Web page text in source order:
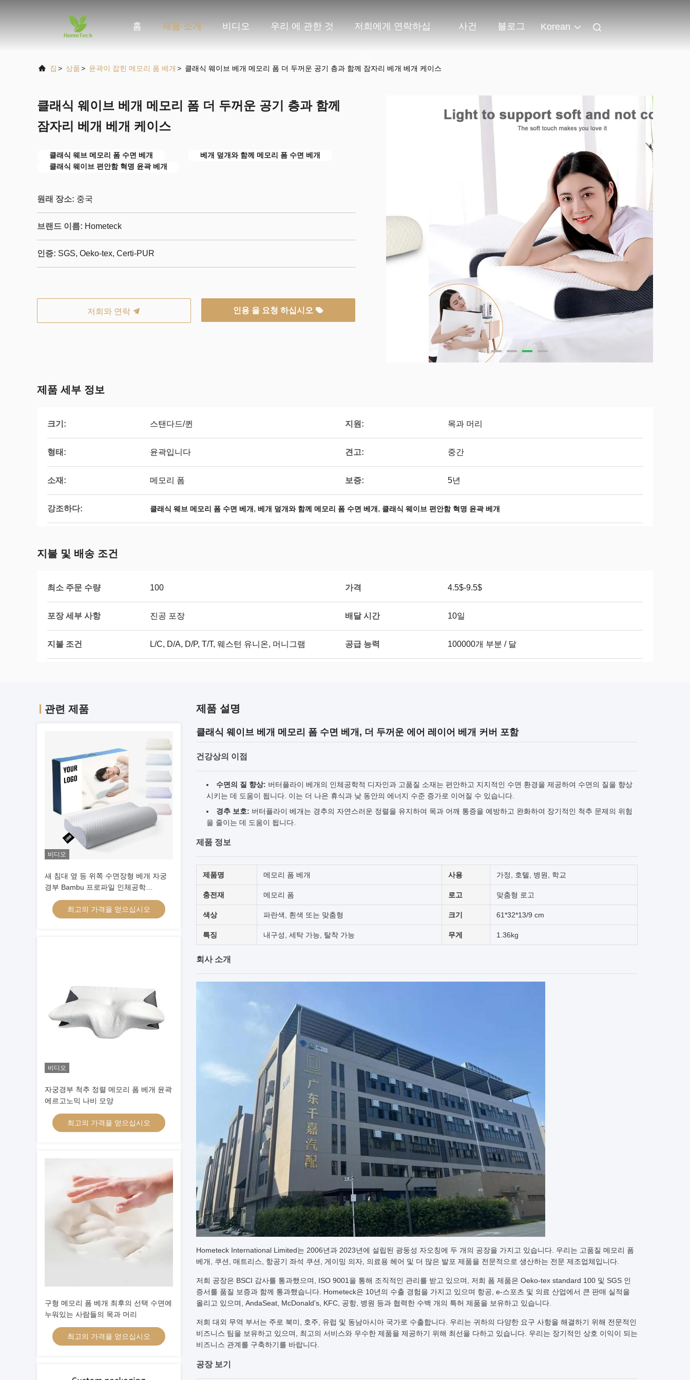
홈 제품 소개 비디오 우리 에 관한 것 저희에게 연락하십 사건 블로그 Korean
집 > 상품> 윤곽이 잡힌 메모리 폼 베개 > 클래식 웨이브 베개 메모리 폼 더 두꺼운 공기 층과 함께 잠자리 베개 베개 케이스
클래식 웨이브 베개 메모리 폼 더 두꺼운 공기 층과 함께
잠자리 베개 베개 케이스
클래식 웨브 메모리 폼 수면 베개
베개 덮개와 함께 메모리 폼 수면 베개
클래식 웨이브 편안함 혁명 윤곽 베개
원래 장소: 중국
브랜드 이름: Hometeck
인증: SGS, Oeko-tex, Certi-PUR
저희와 연락 인용 을 요청 하십시오
제품 세부 정보
크기: 스탠다드/퀸 지원: 목과 머리
형태: 윤곽입니다 견고: 중간
소재: 메모리 폼 보증: 5년
강조하다: 클래식 웨브 메모리 폼 수면 베개 , 베개 덮개와 함께 메모리 폼 수면 베개 , 클래식 웨이브 편안함 혁명 윤곽 베개
지불 및 배송 조건
최소 주문 수량 100 가격 4.5$-9.5$
포장 세부 사항 진공 포장 배달 시간 10일
지불 조건 L/C, D/A, D/P, T/T, 웨스턴 유니온, 머니그램 공급 능력 100000개 부분 / 달
관련 제품
비디오
새 침대 옆 등 위쪽 수면장형 베개 자궁
경부 Bambu 프로파일 인체공학
Memory Foam Pillow 고형 머리
최고의 가격을 얻으십시오
비디오
자궁경부 척추 정렬 메모리 폼 베개 윤곽
에르고노믹 나비 모양
최고의 가격을 얻으십시오
구형 메모리 폼 베개 최후의 선택 수면에
누워있는 사람들의 목과 머리
최고의 가격을 얻으십시오
제품 설명
클래식 웨이브 베개 메모리 폼 수면 베개, 더 두꺼운 에어 레이어 베개 커버 포함
건강상의 이점
수면의 질 향상: 버터플라이 베개의 인체공학적 디자인과 고품질 소재는 편안하고 지지적인 수면 환경을 제공하여 수면의 질을 향상
시키는 데 도움이 됩니다. 이는 더 나은 휴식과 낮 동안의 에너지 수준 증가로 이어질 수 있습니다.
경추 보호: 버터플라이 베개는 경추의 자연스러운 정렬을 유지하여 목과 어깨 통증을 예방하고 완화하여 장기적인 척추 문제의 위험
을 줄이는 데 도움이 됩니다.
제품 정보
제품명 메모리 폼 베개 사용 가정, 호텔, 병원, 학교
충전재 메모리 폼 로고 맞춤형 로고
색상 파란색, 흰색 또는 맞춤형 크기 61*32*13/9 cm
특징 내구성, 세탁 가능, 탈착 가능 무게 1.36kg
회사 소개
Hometeck International Limited는 2006년과 2023년에 설립된 광둥성 자오칭에 두 개의 공장을 가지고 있습니다. 우리는 고품질 메모리 폼
베개, 쿠션, 매트리스, 항공기 좌석 쿠션, 게이밍 의자, 의료용 헤어 및 더 많은 발포 제품을 전문적으로 생산하는 전문 제조업체입니다.
저희 공장은 BSCI 감사를 통과했으며, ISO 9001을 통해 조직적인 관리를 받고 있으며, 저희 폼 제품은 Oeko-tex standard 100 및 SGS 인
증서를 품질 보증과 함께 통과했습니다. Hometeck은 10년의 수출 경험을 가지고 있으며 항공, e-스포츠 및 의료 산업에서 큰 판매 실적을
올리고 있으며, AndaSeat, McDonald's, KFC, 공항, 병원 등과 협력한 수백 개의 특허 제품을 보유하고 있습니다.
저희 대외 무역 부서는 주로 북미, 호주, 유럽 및 동남아시아 국가로 수출합니다. 우리는 귀하의 다양한 요구 사항을 해결하기 위해 전문적인
비즈니스 팀을 보유하고 있으며, 최고의 서비스와 우수한 제품을 제공하기 위해 최선을 다하고 있습니다. 우리는 장기적인 상호 이익이 되는
비즈니스 관계를 구축하기를 바랍니다.
공장 보기